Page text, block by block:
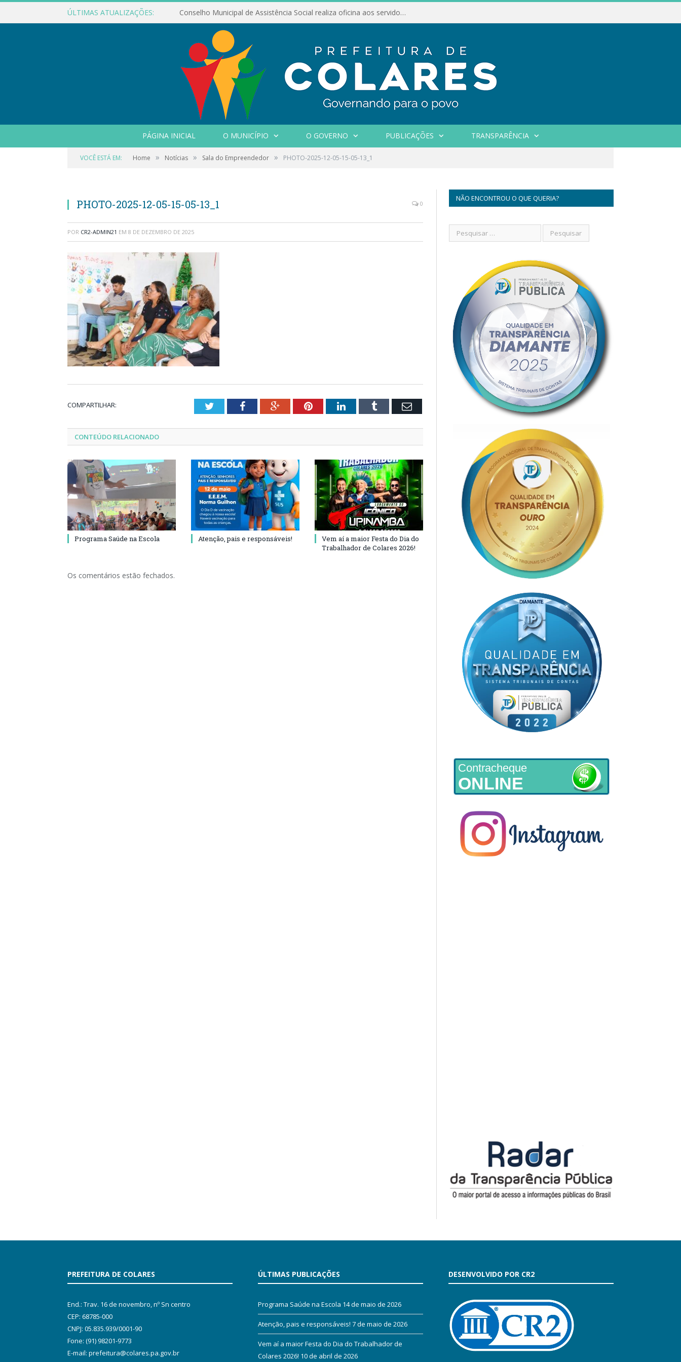
ÚLTIMAS ATUALIZAÇÕES: Conselho Municipal de Assistência Social realiza oficina aos servidores
PÁGINA INICIAL O MUNICÍPIO O GOVERNO PUBLICAÇÕES TRANSPARÊNCIA
VOCÊ ESTÁ EM: Home » Notícias » Sala do Empreendedor » PHOTO-2025-12-05-15-05-13_1
PHOTO-2025-12-05-15-05-13_1 0
POR CR2-ADMIN21 EM 8 DE DEZEMBRO DE 2025
COMPARTILHAR: TwitterFacebookGoogle+PinterestLinkedInTumblr Email
CONTEÚDO RELACIONADO
Programa Saúde na Escola Atenção, pais e responsáveis!
Vem aí a maior Festa do Dia do
Trabalhador de Colares 2026!
Os comentários estão fechados.
NÃO ENCONTROU O QUE QUERIA?
Contracheque
ONLINE
PREFEITURA DE COLARES
End.: Trav. 16 de novembro, nº Sn centro
CEP: 68785-000
CNPJ: 05.835.939/0001-90
Fone: (91) 98201-9773
E-mail: prefeitura@colares.pa.gov.br
ÚLTIMAS PUBLICAÇÕES
Programa Saúde na Escola 14 de maio de 2026
Atenção, pais e responsáveis! 7 de maio de 2026
Vem aí a maior Festa do Dia do Trabalhador de
Colares 2026! 10 de abril de 2026
DESENVOLVIDO POR CR2